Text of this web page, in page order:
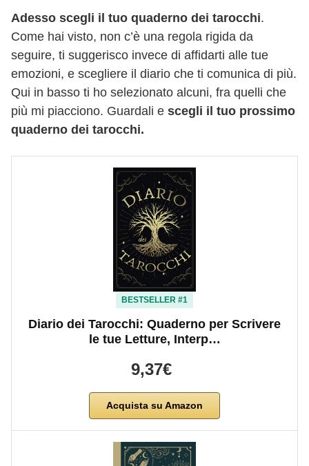
Adesso scegli il tuo quaderno dei tarocchi.
Come hai visto, non c’è una regola rigida da
seguire, ti suggerisco invece di affidarti alle tue
emozioni, e scegliere il diario che ti comunica di più.
Qui in basso ti ho selezionato alcuni, fra quelli che
più mi piacciono. Guardali e scegli il tuo prossimo
quaderno dei tarocchi.
BESTSELLER #1
Diario dei Tarocchi: Quaderno per Scrivere
le tue Letture, Interp…
9,37€
Acquista su Amazon